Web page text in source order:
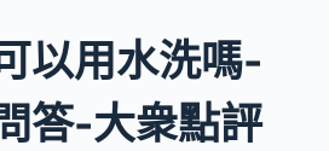
以用水洗嗎-
答-大衆點評